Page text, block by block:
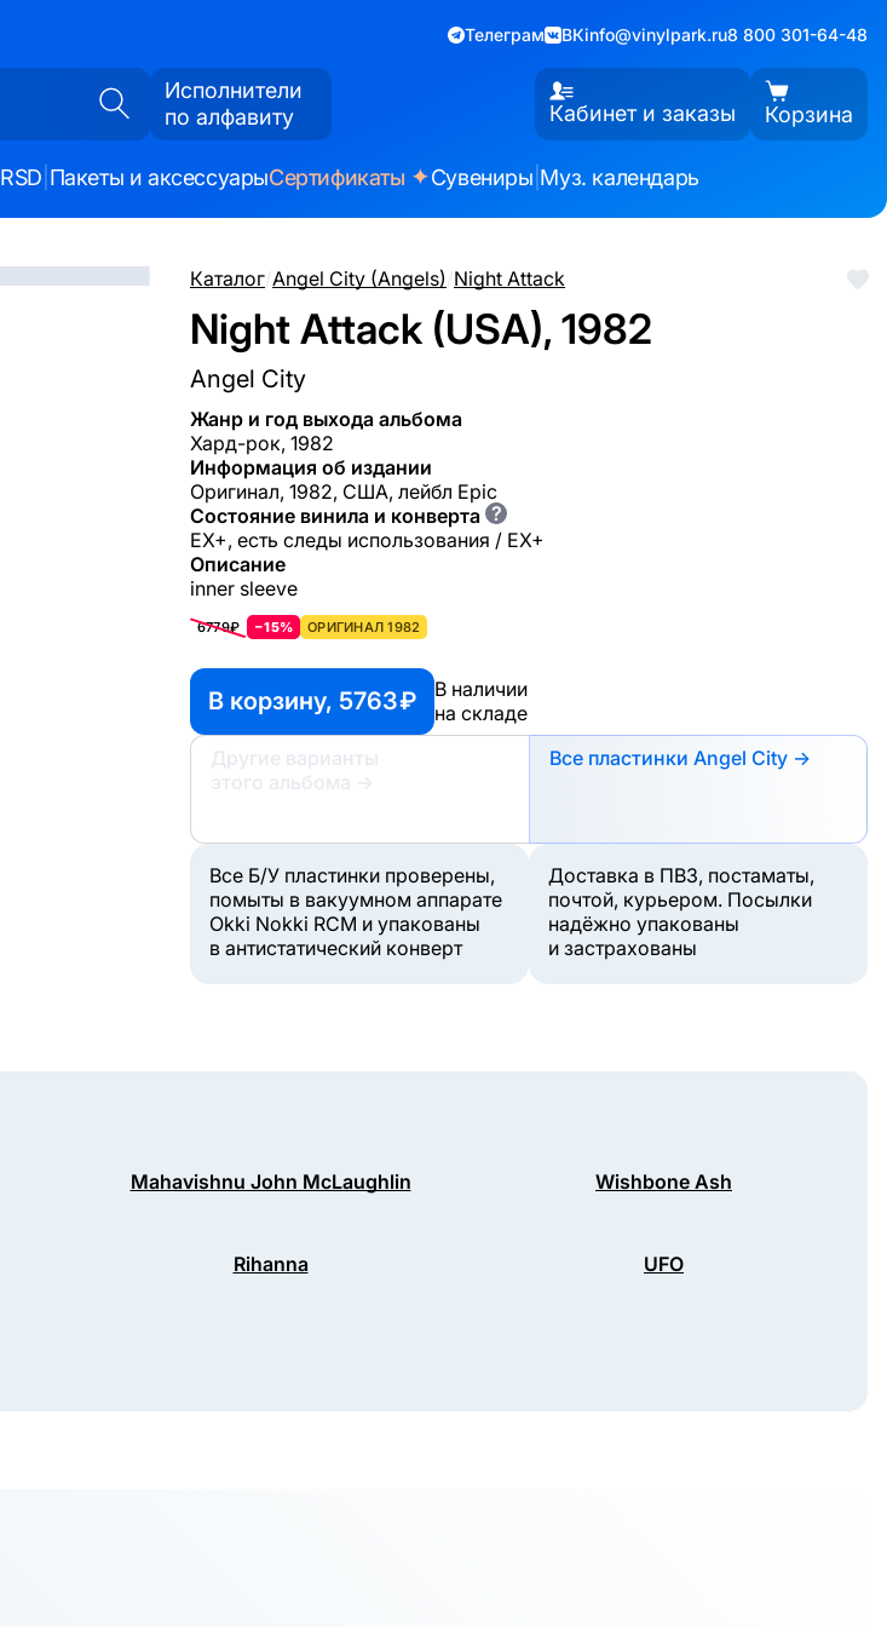
Телеграм ВКinfo@vinylpark.ru8 800 301-64-48
Исполнители
по алфавиту
Кабинет и заказы Корзина
RSD Пакеты и аксессуарыСертификаты ✦Сувениры Муз. календарь
Каталог/Angel City (Angels)/Night Attack
Night Attack (USA), 1982
Angel City
Жанр и год выхода альбома
Хард-рок, 1982
Информация об издании
Оригинал, 1982, США, лейбл Epic
Состояние винила и конверта ?
EX+, есть следы использования / EX+
Описание
inner sleeve
6779₽ −15% ОРИГИНАЛ 1982
В корзину, 5763 ₽
В наличии
на складе
Другие варианты
этого альбома
→
Все пластинки Angel City →
Все Б/У пластинки проверены,
помыты в вакуумном аппарате
Okki Nokki RCM и упакованы
в антистатический конверт
Доставка в ПВЗ, постаматы,
почтой, курьером. Посылки
надёжно упакованы
и застрахованы
Mahavishnu John McLaughlin Wishbone Ash
Rihanna UFO